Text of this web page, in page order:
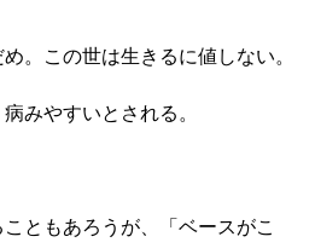
。この世は生きるに値しない。
みやすいとされる。
ともあろうが、「ベースがこ